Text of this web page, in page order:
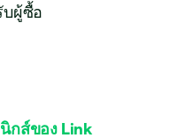
บผู้ซื้อ
กส์ของ Link